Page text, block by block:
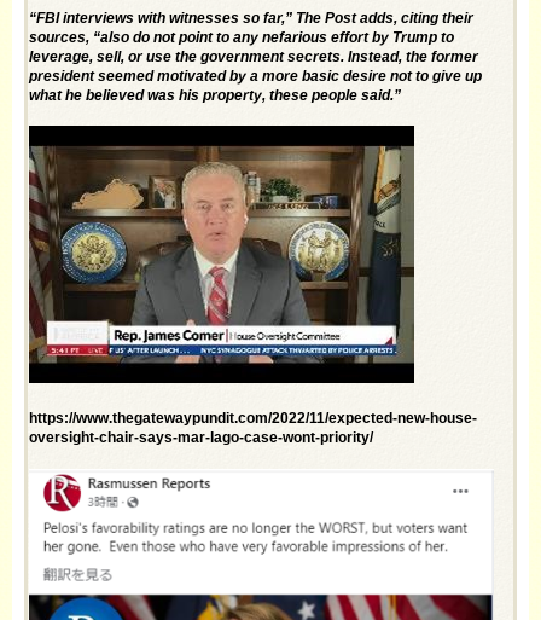
“FBI interviews with witnesses so far,” The Post adds, citing their
sources, “also do not point to any nefarious effort by Trump to
leverage, sell, or use the government secrets. Instead, the former
president seemed motivated by a more basic desire not to give up
what he believed was his property, these people said.”
https://www.thegatewaypundit.com/2022/11/expected-new-house-
oversight-chair-says-mar-lago-case-wont-priority/